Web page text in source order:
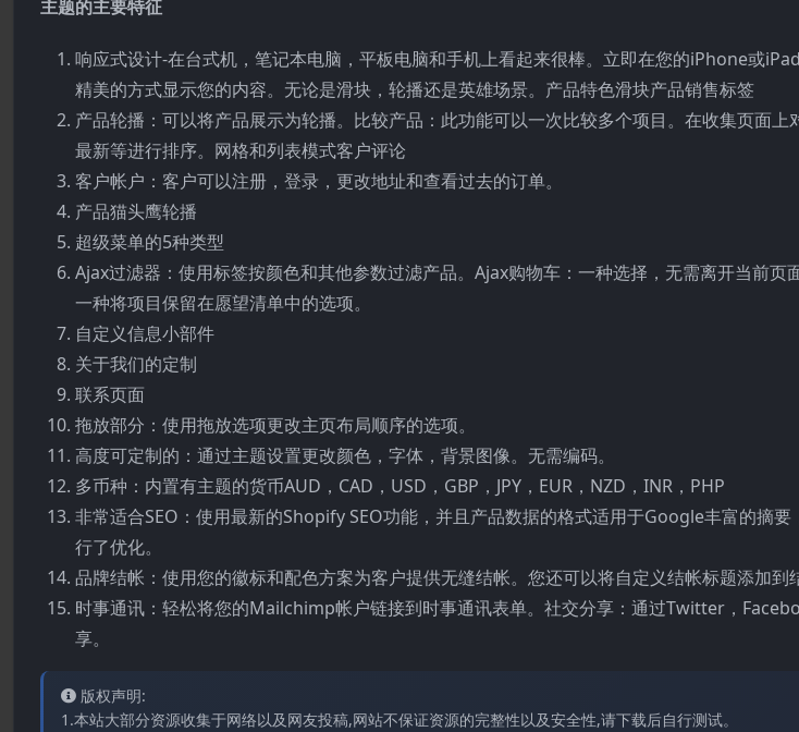
主题的主要特征
响应式设计-在台式机，笔记本电脑，平板电脑和手机上看起来很棒。立即在您的iPhone或
精美的方式显示您的内容。无论是滑块，轮播还是英雄场景。产品特色滑块产品销售标签
产品轮播：可以将产品展示为轮播。比较产品：此功能可以一次比较多个项目。在收集页面上
最新等进行排序。网格和列表模式客户评论
客户帐户：客户可以注册，登录，更改地址和查看过去的订单。
产品猫头鹰轮播
超级菜单的5种类型
Ajax过滤器：使用标签按颜色和其他参数过滤产品。Ajax购物车：一种选择，无需离开当前页
一种将项目保留在愿望清单中的选项。
自定义信息小部件
关于我们的定制
联系页面
拖放部分：使用拖放选项更改主页布局顺序的选项。
高度可定制的：通过主题设置更改颜色，字体，背景图像。无需编码。
多币种：内置有主题的货币AUD，CAD，USD，GBP，JPY，EUR，NZD，INR，PHP
非常适合SEO：使用最新的Shopify SEO功能，并且产品数据的格式适用于Google丰富的摘
行了优化。
品牌结帐：使用您的徽标和配色方案为客户提供无缝结帐。您还可以将自定义结帐标题添加到
时事通讯：轻松将您的Mailchimp帐户链接到时事通讯表单。社交分享：通过Twitter，
享。
版权声明:
1.本站大部分资源收集于网络以及网友投稿,网站不保证资源的完整性以及安全性,请下载后自行测试。